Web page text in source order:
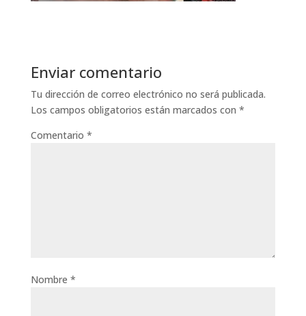
Enviar comentario
Tu dirección de correo electrónico no será publicada.
Los campos obligatorios están marcados con *
Comentario *
Nombre *